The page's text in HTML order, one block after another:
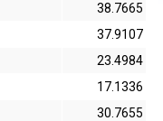
38.7665
37.9107
23.4984
17.1336
30.7655